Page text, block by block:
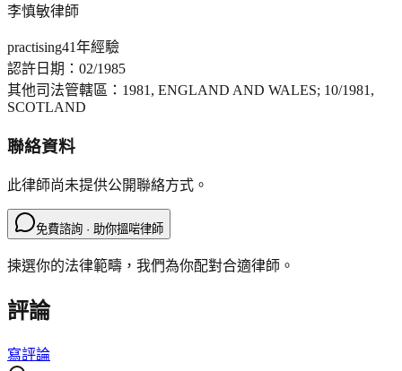
李慎敏律師
practising41年經驗
認許日期： 02/1985
其他司法管轄區： 1981, ENGLAND AND WALES; 10/1981,
SCOTLAND
聯絡資料
此律師尚未提供公開聯絡方式。
免費諮詢 · 助你搵啱律師
揀選你的法律範疇，我們為你配對合適律師。
評論
寫評論